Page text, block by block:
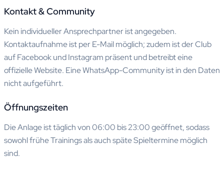
Kontakt & Community
Kein individueller Ansprechpartner ist angegeben.
Kontaktaufnahme ist per E-Mail möglich; zudem ist der Club
auf Facebook und Instagram präsent und betreibt eine
offizielle Website. Eine WhatsApp-Community ist in den Daten
nicht aufgeführt.
Öffnungszeiten
Die Anlage ist täglich von 06:00 bis 23:00 geöffnet, sodass
sowohl frühe Trainings als auch späte Spieltermine möglich
sind.